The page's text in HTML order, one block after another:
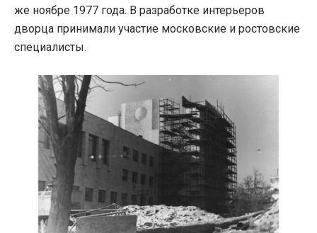
же ноябре 1977 года. В разработке интерьеров
дворца принимали участие московские и ростовские
специалисты.